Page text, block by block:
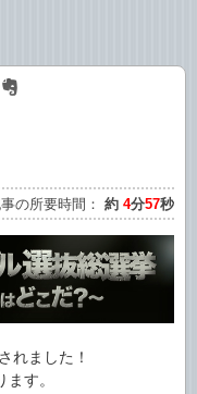
の所要時間： 約 4分57秒
れました！
ます。